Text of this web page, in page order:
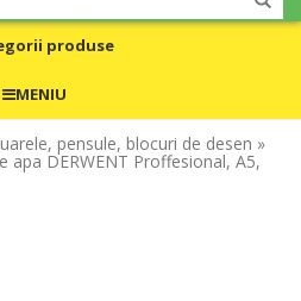
produse
MENIU
pensule, blocuri de desen »
apa DERWENT Proffesional, A5,